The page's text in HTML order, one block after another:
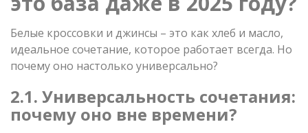
Белые кроссовки и джинсы – это как хлеб и масло,
идеальное сочетание, которое работает всегда. Но
почему оно настолько универсально?
2.1. Универсальность сочетания:
почему оно вне времени?